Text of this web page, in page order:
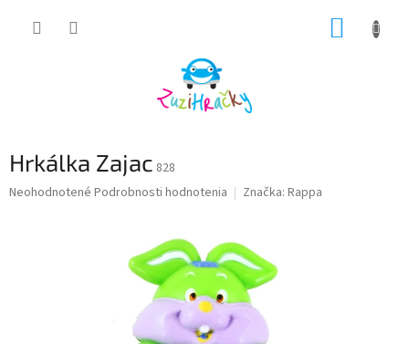
Hrkálka Zajac 828
Priemerné
Neohodnotené Podrobnosti hodnotenia Značka: Rappa